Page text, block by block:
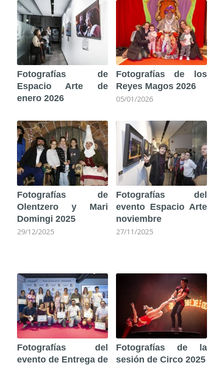
Fotografías de
Espacio Arte de
enero 2026
Fotografías de los
Reyes Magos 2026
05/01/2026
Fotografías de
Olentzero y Mari
Domingi 2025
29/12/2025
Fotografías del
evento Espacio Arte
noviembre
27/11/2025
Fotografías del
evento de Entrega de
Fotografías de la
sesión de Circo 2025